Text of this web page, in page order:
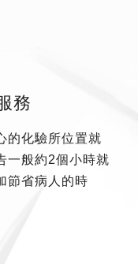
務
的化驗所位置就
一般約2個小時就
節省病人的時